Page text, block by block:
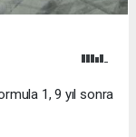
1, 9 yıl sonra